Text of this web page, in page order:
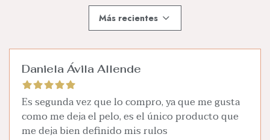
Más recientes
Daniela Ávila Allende
Es segunda vez que lo compro, ya que me gusta
como me deja el pelo, es el único producto que
me deja bien definido mis rulos